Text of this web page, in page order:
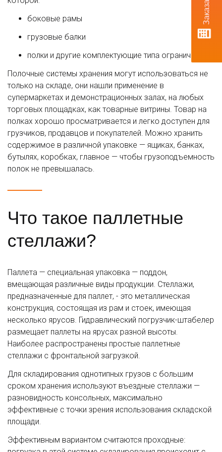
боковые рамы
грузовые балки
полки и другие комплектующие типа ограничителей
Полочные системы хранения могут использоваться не
только на складе, они нашли применение в
супермаркетах и демонстрационных залах, на любых
торговых площадках, как товарные витрины. Товар на
полках хорошо просматривается и легко доступен для
грузчиков, продавцов и покупателей. Можно хранить
содержимое в различной упаковке — ящиках, банках,
бутылях, коробках, главное — чтобы грузоподъемность
полок не превышалась.
Что такое паллетные
стеллажи?
Паллета — специальная упаковка — поддон,
вмещающая различные виды продукции. Стеллажи,
предназначенные для паллет, - это металлическая
конструкция, состоящая из рам и стоек, имеющая
несколько ярусов. Гидравлический погрузчик-штабелер
размещает паллеты на ярусах разной высоты.
Наиболее распространены простые паллетные
стеллажи с фронтальной загрузкой.
Для складирования однотипных грузов с большим
сроком хранения используют въездные стеллажи —
разновидность консольных, максимально
эффективные с точки зрения использования складской
площади.
Эффективным вариантом считаются проходные: